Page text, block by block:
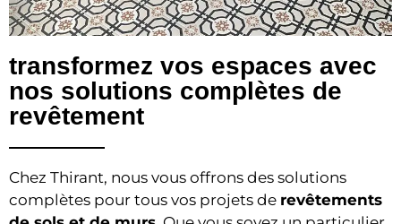
transformez vos espaces avec
nos solutions complètes de
revêtement
Chez Thirant, nous vous offrons des solutions
complètes pour tous vos projets de revêtements